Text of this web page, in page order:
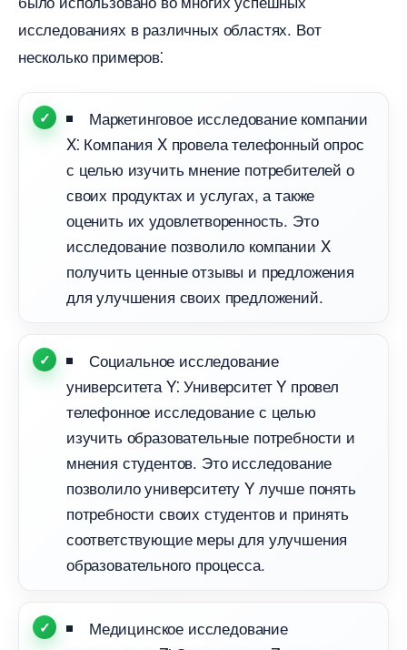
исследованиях в различных областях.​ Вот
несколько примеров⁚
Маркетинговое исследование компании
X⁚ Компания X провела телефонный опрос
с целью изучить мнение потребителей о
своих продуктах и услугах, а также
оценить их удовлетворенность.​ Это
исследование позволило компании X
получить ценные отзывы и предложения
для улучшения своих предложений.​
Социальное исследование
университета Y⁚ Университет Y провел
телефонное исследование с целью
изучить образовательные потребности и
мнения студентов.​ Это исследование
позволило университету Y лучше понять
потребности своих студентов и принять
соответствующие меры для улучшения
образовательного процесса.​
Медицинское исследование